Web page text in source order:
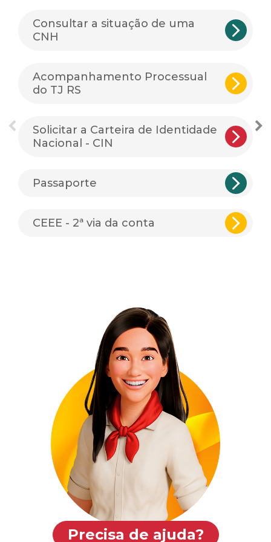
Consultar a situação de uma
CNH
Acompanhamento Processual
do TJ RS
Solicitar a Carteira de Identidade
Nacional - CIN
Passaporte
CEEE - 2ª via da conta
Precisa de ajuda?